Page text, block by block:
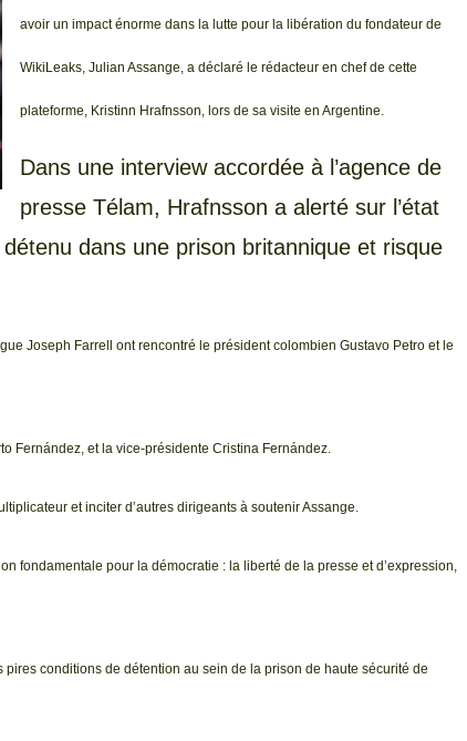
avoir un impact énorme dans la lutte pour la libération du fondateur de
WikiLeaks, Julian Assange, a déclaré le rédacteur en chef de cette
plateforme, Kristinn Hrafnsson, lors de sa visite en Argentine.
Dans une interview accordée à l’agence de
presse Télam, Hrafnsson a alerté sur l’état
dans une prison britannique et risque
Joseph Farrell ont rencontré le président colombien Gustavo Petro et le
Fernández, et la vice-présidente Cristina Fernández.
et inciter d’autres dirigeants à soutenir Assange.
fondamentale pour la démocratie : la liberté de la presse et d’expression,
conditions de détention au sein de la prison de haute sécurité de